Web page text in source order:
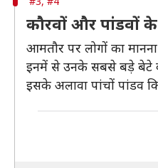
कौरवों और पांडवों
आमतौर पर लोगों का मानना
इनमें से उनके सबसे बड़े बेटे का
इसके अलावा पांचों पांडव